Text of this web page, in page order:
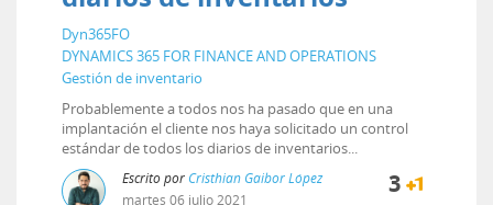
Dyn365FO
DYNAMICS 365 FOR FINANCE AND OPERATIONS
Gestión de inventario
Probablemente a todos nos ha pasado que en una
implantación el cliente nos haya solicitado un control
estándar de todos los diarios de inventarios...
Escrito por Cristhian Gaibor López
martes 06 julio2021
3